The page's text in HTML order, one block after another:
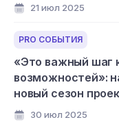
21 июл 2025
PRO СОБЫТИЯ
«Это важный шаг
возможностей»:
новый сезон
мультфильмов»
30 июл 2025